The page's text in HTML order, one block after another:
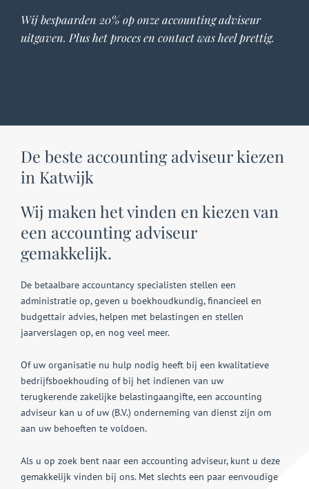
Wij bespaarden 20% op onzeaccounting adviseur
uitgaven. Plus het proces en contact was heel prettig.
De beste accounting adviseur kiezen
in Katwijk
Wij maken het vinden en kiezen van
een accounting adviseur
gemakkelijk.
De betaalbare accountancy specialisten stellen een
administratie op, geven u boekhoudkundig, financieel en
budgettair advies, helpen met belastingen en stellen
jaarverslagen op, en nog veel meer.
Of uw organisatie nu hulp nodig heeft bij een kwalitatieve
bedrijfsboekhouding of bij het indienen van uw
terugkerende zakelijke belastingaangifte, een accounting
adviseur kan u of uw (B.V.) onderneming van dienst zijn om
aan uw behoeften te voldoen.
Als u op zoek bent naar een accounting adviseur, kunt u deze
gemakkelijk vinden bij ons. Met slechts een paar eenvoudige